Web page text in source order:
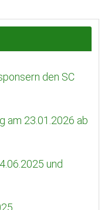
den SC
am 23.01.2026 ab
und